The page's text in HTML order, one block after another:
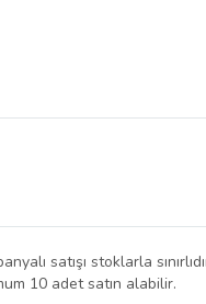
satışı stoklarla
10 adet satın alabilir.